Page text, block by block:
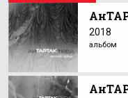
2018
альбом